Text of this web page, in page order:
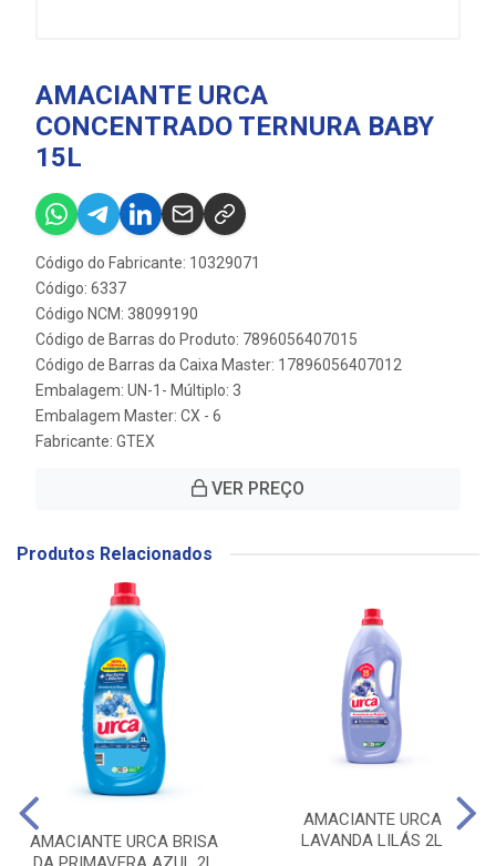
AMACIANTE URCA
CONCENTRADO TERNURA BABY
15L
Código do Fabricante: 10329071
Código: 6337
Código NCM: 38099190
Código de Barras do Produto: 7896056407015
Código de Barras da Caixa Master: 17896056407012
Embalagem: UN-1- Múltiplo: 3
Embalagem Master: CX - 6
Fabricante: GTEX
VER PREÇO
Produtos Relacionados
AMACIANTE URCA BRISA
AMACIANTE URCA
LAVANDA LILÁS 2L